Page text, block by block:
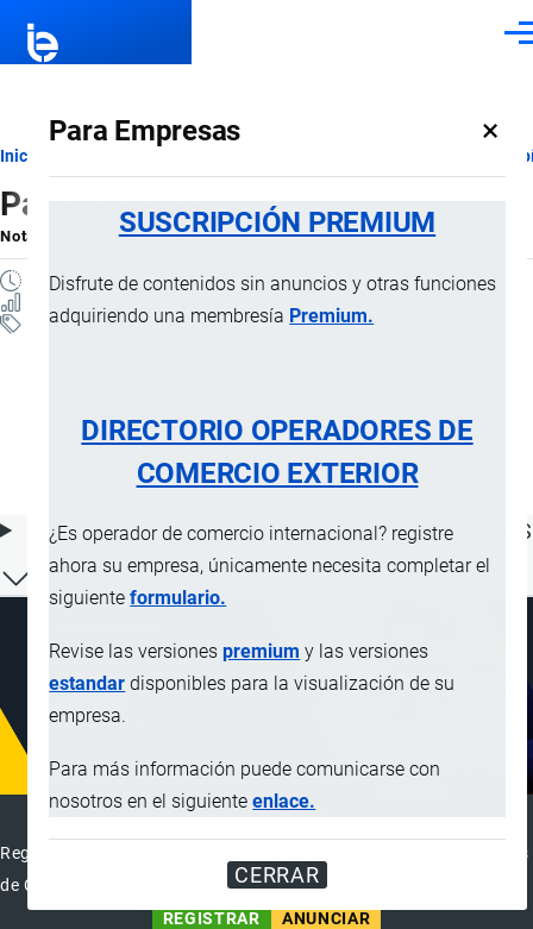
Para Empresas ×
SUSCRIPCIÓN PREMIUM
Disfrute de contenidos sin anuncios y otras funciones
adquiriendo una membresía Premium.
DIRECTORIO OPERADORES DE
COMERCIO EXTERIOR
¿Es operador de comercio internacional? registre
ahora su empresa, únicamente necesita completar el
siguienteformulario.
Revise las versionespremium y las versiones
estandar disponibles para la visualización de su
empresa.
Para más información puede comunicarse con
nosotros en el siguienteenlace.
CERRAR
Ruta
de
navegación
Inicio
Partida 28.06
Nota ExplicativaporImportaciones …, 18 Julio, 2024
2 MINUTOS
Notas Explicativas
28.06 Cloruro de hidrógeno (ácido
clorhídrico); ácido clorosulfúrico
ÍNDICE DE CONTENIDOS
Registre su Empresa en el Directorio Internacional de Operadores
de Comercio Exterior
REGISTRAR
ANUNCIAR